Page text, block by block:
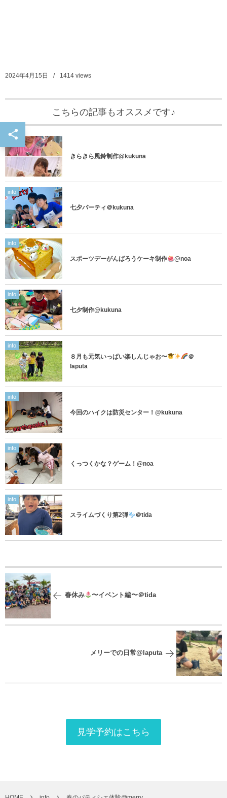
2024年4月15日 1414 views
こちらの記事もオススメです♪
info
きらきら風鈴制作@kukuna
info
七夕パーティ＠kukuna
info
スポーツデーがんばろうケーキ制作 @noa
info
七夕制作@kukuna
info
８月も元気いっぱい楽しんじゃお〜
＠
laputa
info
今回のハイクは防災センター！@kukuna
info
くっつくかな？ゲーム！@noa
info
スライムづくり第2弾 ＠tida
春休み 〜イベント編〜＠tida
メリーでの日常@laputa
見学予約はこちら